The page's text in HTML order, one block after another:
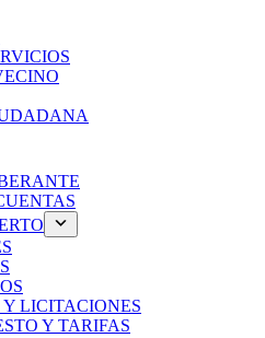
Y LICITACIONES
Y TARIFAS